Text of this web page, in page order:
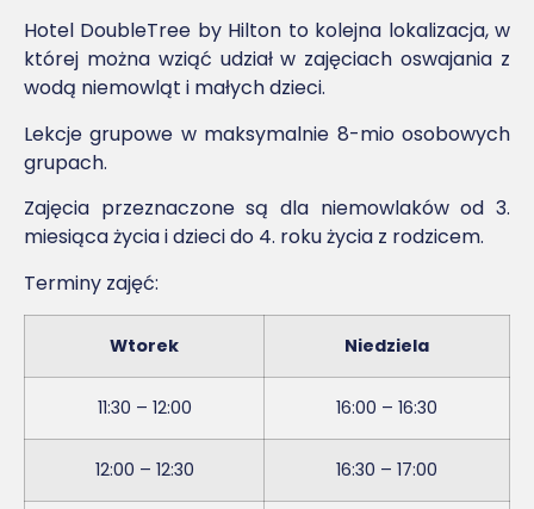
Hotel DoubleTree by Hilton to kolejna lokalizacja, w
której można wziąć udział w zajęciach oswajania z
wodą niemowląt i małych dzieci.
Lekcje grupowe w maksymalnie 8-mio osobowych
grupach.
Zajęcia przeznaczone są dla niemowlaków od 3.
miesiąca życia i dzieci do 4. roku życia z rodzicem.
Terminy zajęć:
Wtorek Niedziela
11:30 – 12:00 16:00 – 16:30
12:00 – 12:30 16:30 – 17:00